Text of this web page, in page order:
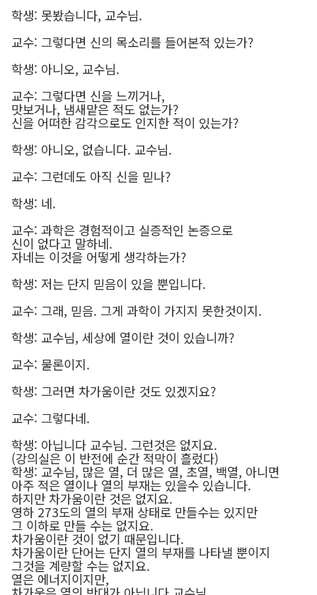
학생: 못봤습니다, 교수님.
교수: 그렇다면 신의 목소리를 들어본적 있는가?
학생: 아니오, 교수님.
교수: 그렇다면 신을 느끼거나,
맛보거나, 냄새맡은 적도 없는가?
신을 어떠한 감각으로도 인지한 적이 있는가?
학생: 아니오, 없습니다. 교수님.
교수: 그런데도 아직 신을 믿나?
학생: 네.
교수: 과학은 경험적이고 실증적인 논증으로
신이 없다고 말하네.
자네는 이것을 어떻게 생각하는가?
학생: 저는 단지 믿음이 있을 뿐입니다.
교수: 그래, 믿음. 그게 과학이 가지지 못한것이지.
학생: 교수님, 세상에 열이란 것이 있습니까?
교수: 물론이지.
학생: 그러면 차가움이란 것도 있겠지요?
교수: 그렇다네.
학생: 아닙니다 교수님. 그런것은 없지요.
(강의실은 이 반전에 순간 적막이 흘렀다)
학생: 교수님, 많은 열, 더 많은 열, 초열, 백열, 아니면
아주 적은 열이나 열의 부재는 있을수 있습니다.
하지만 차가움이란 것은 없지요.
영하 273도의 열의 부재 상태로 만들수는 있지만
그 이하로 만들 수는 없지요.
차가움이란 것이 없기 때문입니다.
차가움이란 단어는 단지 열의 부재를 나타낼 뿐이지
그것을 계량할 수는 없지요.
열은 에너지이지만,